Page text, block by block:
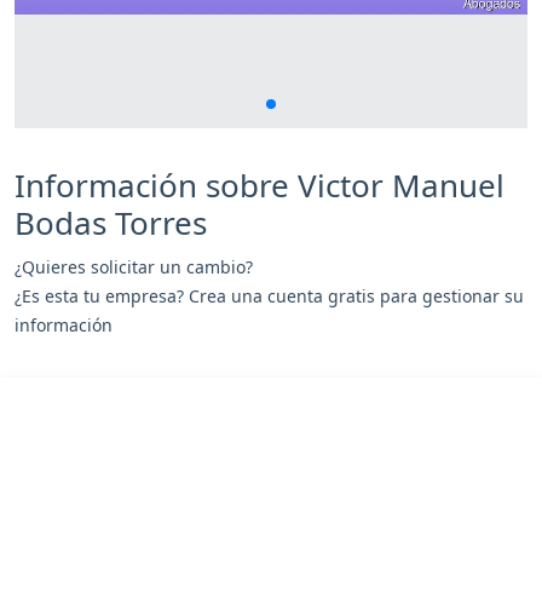
Información sobre Victor Manuel
Bodas Torres
¿Quieres solicitar un cambio?
¿Es esta tu empresa? Crea una cuenta gratis para gestionar su
información